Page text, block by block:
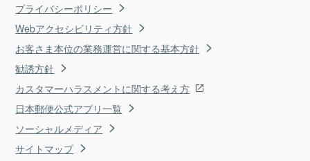
プライバシーポリシー
Webアクセシビリティ方針
お客さま本位の業務運営に関する基本方針
勧誘方針
カスタマーハラスメントに関する考え方
日本郵便公式アプリ一覧
ソーシャルメディア
サイトマップ